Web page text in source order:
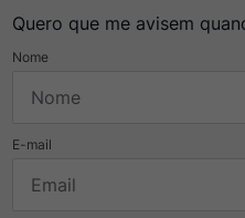
Quero que me avisem